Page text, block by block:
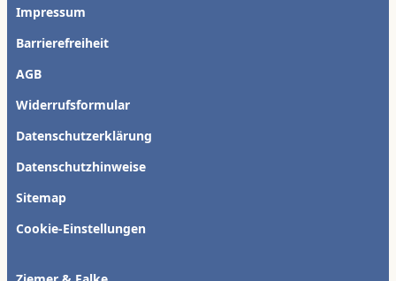
Impressum
Barrierefreiheit
AGB
Widerrufsformular
Datenschutzerklärung
Datenschutzhinweise
Sitemap
Cookie-Einstellungen